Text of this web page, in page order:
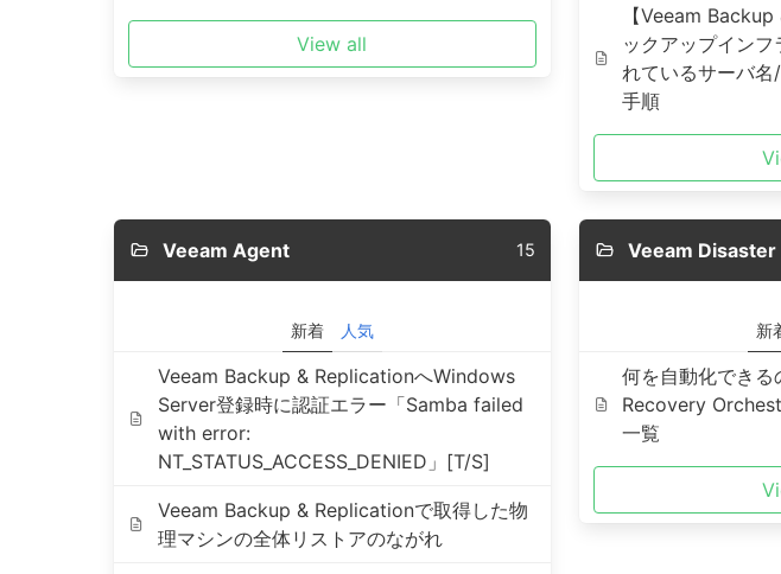
View all
【Veeam
ックアップイン
れているサーバ
手順
Veeam Agent 15
新着 人気
Veeam Backup & ReplicationへWindows
Server登録時に認証エラー「Samba failed
with error:
NT_STATUS_ACCESS_DENIED」[T/S]
Veeam Backup & Replicationで取得した物
理マシンの全体リストアのながれ
Veeam
新
何を自動化でき
Recovery
一覧